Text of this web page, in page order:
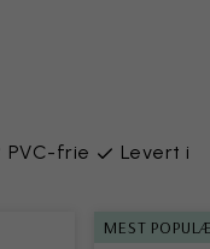
PVC-frie
Levert i
MEST